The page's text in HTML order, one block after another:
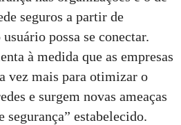
seguros a partir de
possa se conectar.
à medida que as empresas
vez mais para otimizar o
e surgem novas ameaças
segurança” estabelecido.